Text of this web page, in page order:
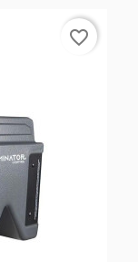
favorite_border